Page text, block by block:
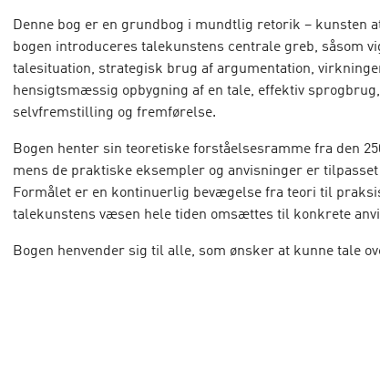
Denne bog er en grundbog i mundtlig retorik – kunsten
bogen introduceres talekunstens centrale greb, såsom
talesituation, strategisk brug af argumentation,
hensigtsmæssig opbygning af en tale, effektiv
selvfremstilling og fremførelse.
Bogen henter sin teoretiske forståelsesramme fra den
mens de praktiske eksempler og anvisninger er
Formålet er en kontinuerlig bevægelse fra teori til
talekunstens væsen hele tiden omsættes til konkrete
Bogen henvender sig til alle, som ønsker at kunne tale